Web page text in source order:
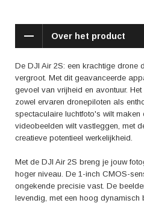
sensor zorgt voor scherpe en
Air 2S, waardoor je langer kunt
intuïtieve bediening en
Met de DJI Air 2S ben je verzekerd
Verleg jouw grenzen en ontdek
adembenemende opnames en deel
de perfecte drone voor iedereen die
beleef het avontuur vanuit de lucht!
Over het product
De DJI Air 2S: een krachtige drone
vergroot. Met dit geavanceerde
gevoel van vrijheid en avontuur.
zowel ervaren dronepiloten als
spectaculaire luchtfoto's wilt maken
videobeelden wilt vastleggen, met
creatieve potentieel werkelijkheid.
Met de DJI Air 2S breng je jouw
hoger niveau. De 1-inch CMOS-
ongekende precisie vast. De
levendig, met een hoog dynamisch